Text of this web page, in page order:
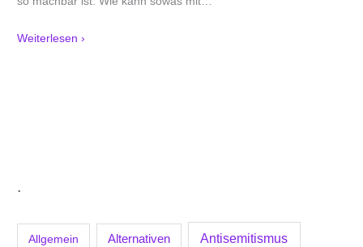
.
Allgemein Alternativen Antisemitismus
Weiterlesen ›